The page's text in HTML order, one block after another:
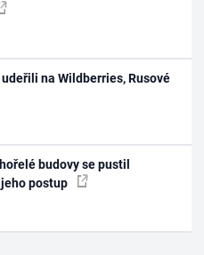
na Wildberries, Rusové
budovy se pustil
postup